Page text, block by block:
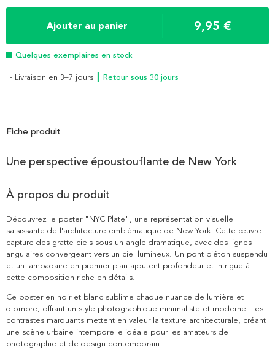
Ajouter au panier 9,95 €
Quelques exemplaires en stock
- Livraison en 3–7 jours ┃ Retour sous 30 jours
Fiche produit
Une perspective époustouflante de New York
À propos du produit
Découvrez le poster "NYC Plate", une représentation visuelle
saisissante de l'architecture emblématique de New York. Cette œuvre
capture des gratte-ciels sous un angle dramatique, avec des lignes
angulaires convergeant vers un ciel lumineux. Un pont piéton suspendu
et un lampadaire en premier plan ajoutent profondeur et intrigue à
cette composition riche en détails.
Ce poster en noir et blanc sublime chaque nuance de lumière et
d'ombre, offrant un style photographique minimaliste et moderne. Les
contrastes marquants mettent en valeur la texture architecturale, créant
une scène urbaine intemporelle idéale pour les amateurs de
photographie et de design contemporain.